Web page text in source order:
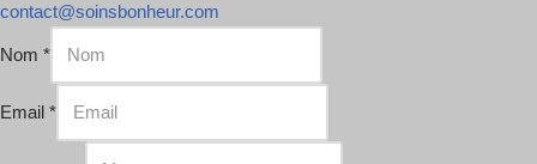
contact@soinsbonheur.com
Nom *
Email *